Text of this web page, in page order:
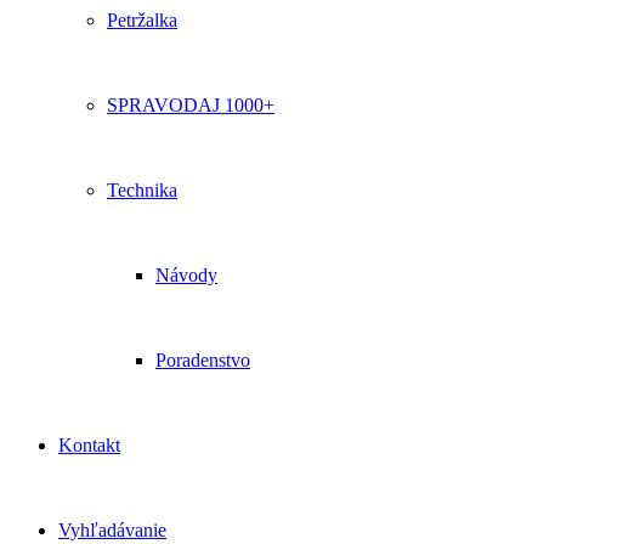
Petržalka
SPRAVODAJ 1000+
Technika
Návody
Poradenstvo
Kontakt
Vyhľadávanie